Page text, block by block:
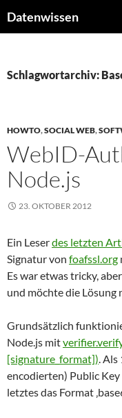
Inhalt
Datenwissen
Schlagwortarchiv:
HOWTO,SOCIAL WEB,
WebID-
Node.js
23. OKTOBER 2012
Ein Leserdes letzten
Signatur von foafssl.org
Es war etwas tricky,
und möchte die
Grundsätzlich
Node.js mit
[signature_format]). Als
encodierten) Public Key
letztes das Format